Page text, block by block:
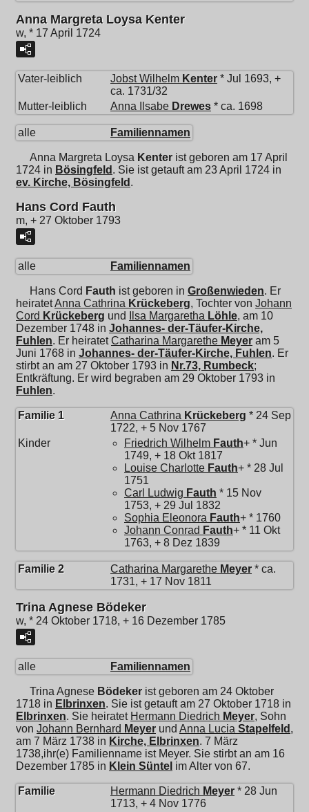
Anna Margreta Loysa Kenter
w, * 17 April 1724
Vater-leiblich Jobst Wilhelm Kenter * Jul 1693, +
ca. 1731/32
Mutter-leiblich
Anna Ilsabe Drewes * ca. 1698
alle Familiennamen
Anna Margreta Loysa Kenter ist geboren am 17 April
1724 in Bösingfeld . Sie ist getauft am 23 April 1724 in
ev. Kirche, Bösingfeld .
Hans Cord Fauth
m, + 27 Oktober 1793
alle Familiennamen
Hans Cord Fauth ist geboren in Großenwieden. Er
heiratetAnna Cathrina Krückeberg, Tochter von Johann
Cord Krückeberg und Ilsa Margaretha Löhle, am 10
Dezember 1748 in Johannes- der-Täufer-Kirche,
Fuhlen. Er heiratetCatharina Margarethe Meyer am 5
Juni 1768 in Johannes- der-Täufer-Kirche, Fuhlen. Er
stirbt an am 27 Oktober 1793 in Nr.73, Rumbeck;
Entkräftung. Er wird begraben am 29 Oktober 1793 in
Fuhlen.
Familie 1 Anna Cathrina Krückeberg * 24 Sep
1722, + 5 Nov 1767
Kinder
Friedrich Wilhelm Fauth+ * Jun
1749, + 18 Okt 1817
Louise Charlotte Fauth+ * 28 Jul
1751
Carl Ludwig Fauth * 15 Nov
1753, + 29 Jul 1832
Sophia Eleonora Fauth+ * 1760
Johann Conrad Fauth+ * 11 Okt
1763, + 8 Dez 1839
Familie 2 Catharina Margarethe Meyer * ca.
1731, + 17 Nov 1811
Trina Agnese Bödeker
w, * 24 Oktober 1718, + 16 Dezember 1785
alle Familiennamen
Trina Agnese Bödeker ist geboren am 24 Oktober
1718 in Elbrinxen. Sie ist getauft am 27 Oktober 1718 in
Elbrinxen. Sie heiratet Hermann Diedrich Meyer, Sohn
von Johann Bernhard Meyer und Anna Lucia Stapelfeld ,
am 7 März 1738 in Kirche, Elbrinxen. 7 März
1738,ihr(e) Familienname ist Meyer. Sie stirbt an am 16
Dezember 1785 in Klein Süntel im Alter von 67.
Familie Hermann Diedrich Meyer * 28 Jun
1713, + 4 Nov 1776